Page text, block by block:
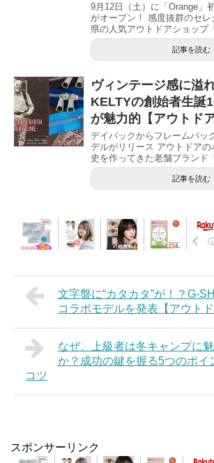
9月12日（土）に「Orange」
がオープン！ 感度抜群のセ
県の人気アウトドアショップ
記事を読む
ヴィンテージ感に溢
KELTYの創始者生誕
が魅力的【アウトド
デイパックからフレームパッ
デルがリリース アウトドア
史を作ってきた老舗ブランド
記事を読む
文字盤に“カタカタ”が！？G-
コラボモデルを発表【アウトド
なぜ、上級者は冬キャンプに
か？成功の鍵を握る5つのポイ
コツ
スポンサーリンク